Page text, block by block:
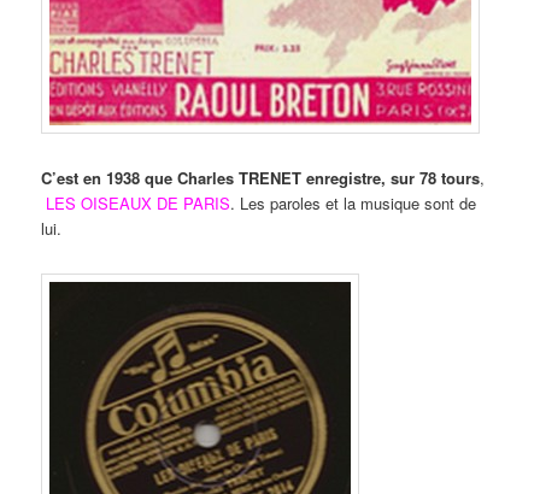
C’est en 1938 que Charles TRENET enregistre, sur 78 tours,
LES OISEAUX DE PARIS. Les paroles et la musique sont de
lui.